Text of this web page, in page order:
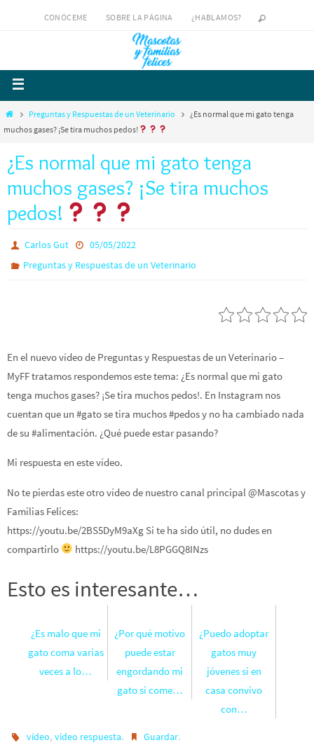
CONÓCEME SOBRE LA PÁGINA ¿HABLAMOS?
Preguntas y Respuestas de un Veterinario
¿Es normal que mi gato tenga
muchos gases? ¡Se tira muchos pedos!
¿Es normal que mi gato tenga
muchos gases? ¡Se tira muchos
pedos!
Carlos Gut
05/05/2022
Preguntas y Respuestas de un Veterinario
En el nuevo vídeo de Preguntas y Respuestas de un Veterinario –
MyFF tratamos respondemos este tema: ¿Es normal que mi gato
tenga muchos gases? ¡Se tira muchos pedos!. En Instagram nos
cuentan que un #gato se tira muchos #pedos y no ha cambiado nada
de su #alimentación. ¿Qué puede estar pasando?
Mi respuesta en este vídeo.
No te pierdas este otro vídeo de nuestro canal principal @Mascotas y
Familias Felices:
https://youtu.be/2BS5DyM9aXg Si te ha sido útil, no dudes en
compartirlo
https://youtu.be/L8PGGQ8INzs
Esto es interesante…
¿Es malo que mi
gato coma varias
veces a lo…
¿Por qué motivo
puede estar
engordando mi
gato si come…
¿Puedo adoptar
gatos muy
jóvenes si en
casa convivo
con…
vídeo,vídeo respuesta. Guardar.